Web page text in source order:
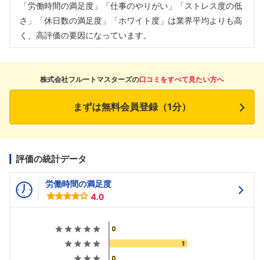
「労働時間の満足度」「仕事のやりがい」「ストレス度の低
さ」「休日数の満足度」「ホワイト度」は業界平均よりも高
く、高評価の要因になっています。
株式会社フルートマスターズの口コミをすべて見たい方へ
まずは無料会員登録（1分）
評価の統計データ
労働時間の満足度
4.0